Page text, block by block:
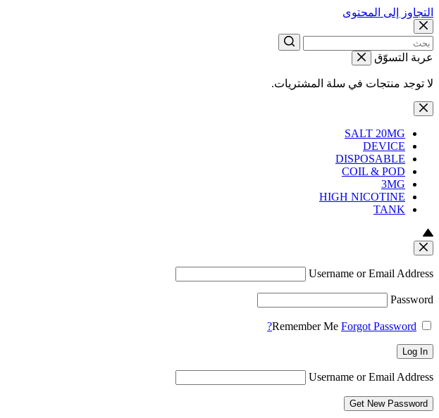
التجاوز إلى المحتوى
عربة التسوّق
لا توجد منتجات في سلة المشتريات.
SALT 20MG
DEVICE
DISPOSABLE
COIL & POD
3MG
HIGH NICOTINE
TANK
Username or Email Address
Password
Remember Me Forgot Password?
Log In
Username or Email Address
Get New Password